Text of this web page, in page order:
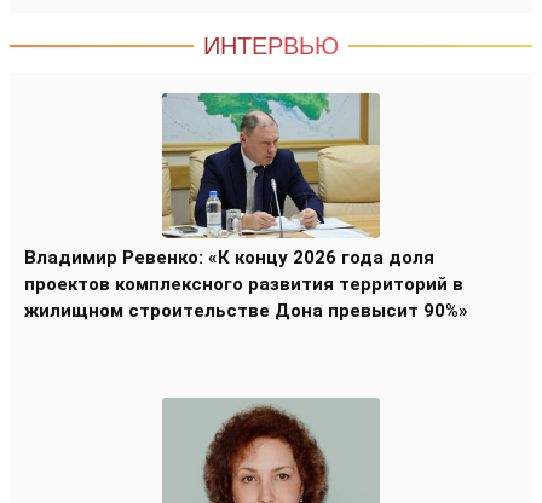
ИНТЕРВЬЮ
Владимир Ревенко: «К концу 2026 года доля
проектов комплексного развития территорий в
жилищном строительстве Дона превысит 90%»